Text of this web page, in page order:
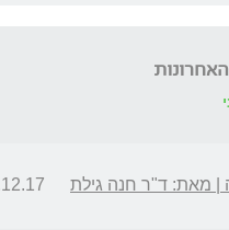
מאת: ד"ר חנה גילת | 09:43